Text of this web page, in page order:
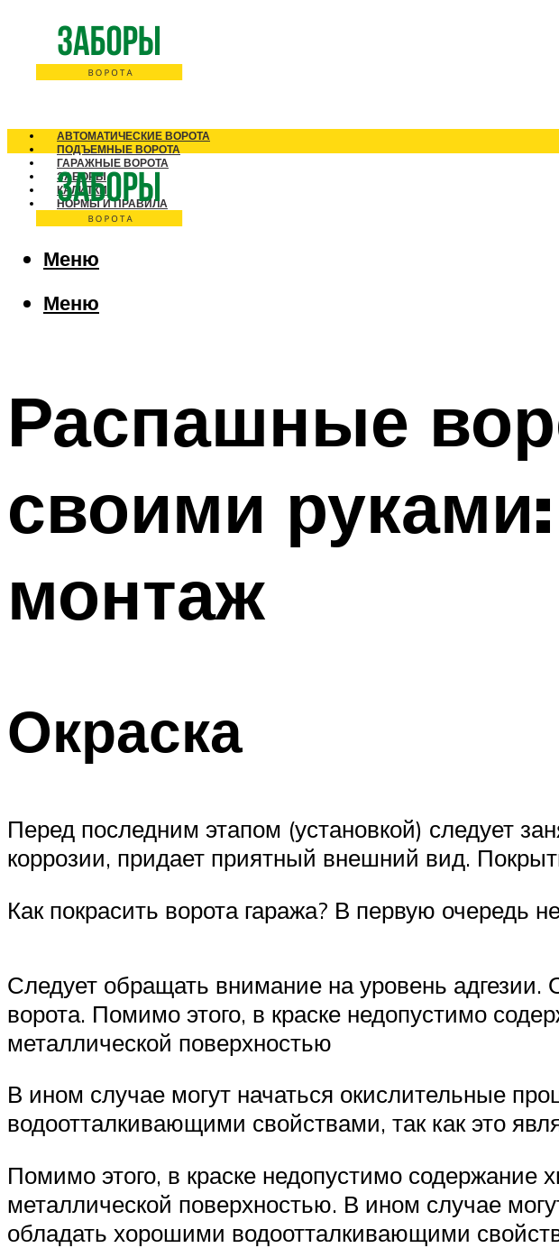
АВТОМАТИЧЕСКИЕ ВОРОТА
ПОДЪЕМНЫЕ ВОРОТА
ГАРАЖНЫЕ ВОРОТА
ЗАБОРЫ
КАЛИТКИ
НОРМЫ И ПРАВИЛА
Меню
Меню
Распашные
своими
монтаж
Окраска
Перед последним этапом (установкой) следует
коррозии, придает приятный внешний вид.
Как покрасить ворота гаража? В первую очередь
Следует обращать внимание на уровень
ворота. Помимо этого, в краске недопустимо
металлической поверхностью
В ином случае могут начаться окислительные
водоотталкивающими свойствами, так как это
Помимо этого, в краске недопустимо
металлической поверхностью. В ином случае
обладать хорошими водоотталкивающими